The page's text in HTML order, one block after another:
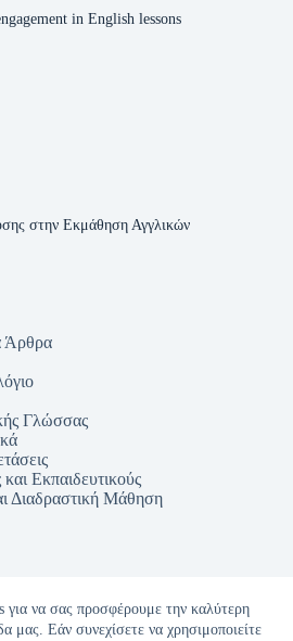
για να σας προσφέρουμε την καλύτερη
μας. Εάν συνεχίσετε να χρησιμοποιείτε
in English lessons
στην Εκμάθηση Αγγλικών
Άρθρα
Γλώσσας
Εκπαιδευτικούς
Διαδραστική Μάθηση
εύκολα! Πρακτικές
έμπειρους καθηγητές για